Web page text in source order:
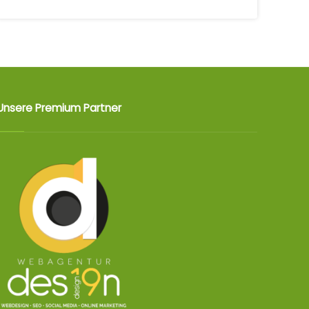
Premium Partner